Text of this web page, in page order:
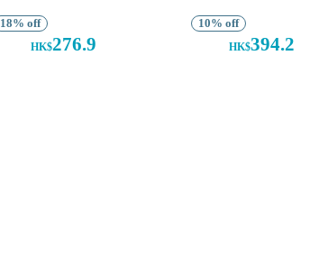
18% off
HK$276.9
10% off
HK$394.2